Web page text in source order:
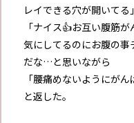
レイできる穴が開いてる」
「ナイス👍お互い腹筋が
気にしてるのにお腹の
だな…と思いながら
「腰痛めないようにが
と返した。